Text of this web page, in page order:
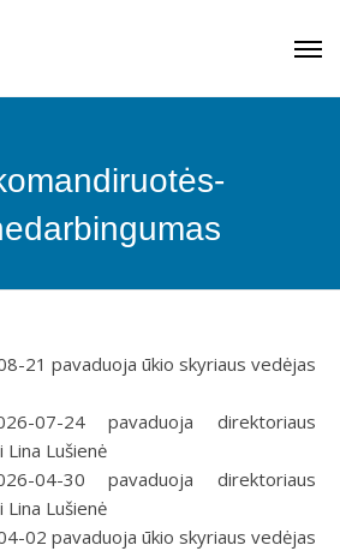
21 pavaduoja ūkio skyriaus vedėjas
07-24 pavaduoja direktoriaus
Lušienė
04-30 pavaduoja direktoriaus
Lušienė
02 pavaduoja ūkio skyriaus vedėjas